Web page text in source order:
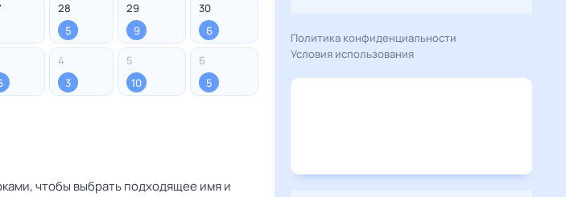
28
5
29
9
30
6
4
3
5
10
6
5
чтобы выбрать подходящее имя и
Политика конфиденциальности
Условия использования